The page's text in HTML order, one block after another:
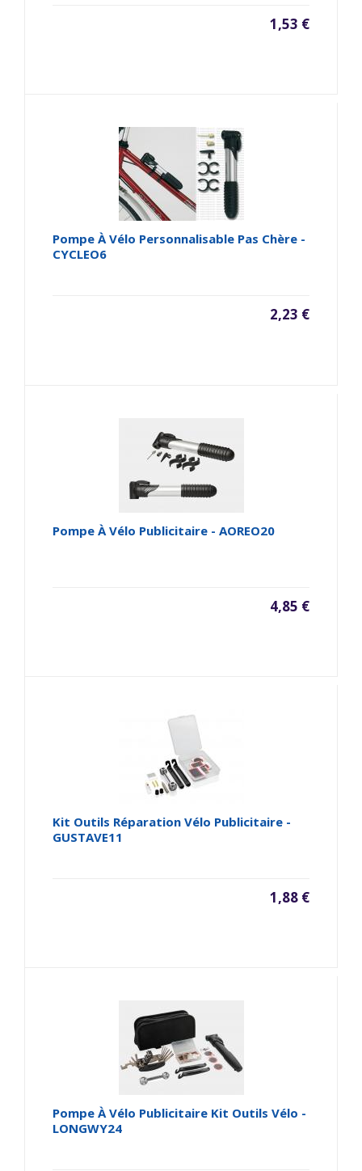
1,53 €
Pompe À Vélo Personnalisable Pas Chère -
CYCLEO6
2,23 €
Pompe À Vélo Publicitaire - AOREO20
4,85 €
Kit Outils Réparation Vélo Publicitaire -
GUSTAVE11
1,88 €
Pompe À Vélo Publicitaire Kit Outils Vélo -
LONGWY24